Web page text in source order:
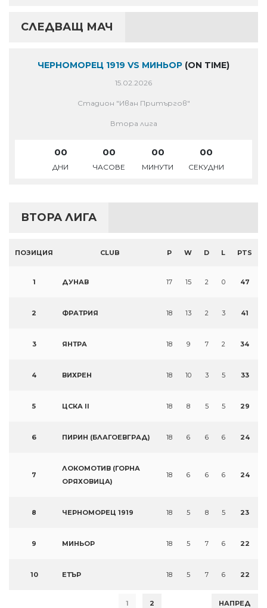
СЛЕДВАЩ МАЧ
ЧЕРНОМОРЕЦ 1919 VS МИНЬОР (ON TIME)
15.02.2026
Стадион "Иван Притъргов"
Втора лига
00
ДНИ
00
ЧАСОВЕ
00
МИНУТИ
00
СЕКУДНИ
ВТОРА ЛИГА
ПОЗИЦИЯ CLUB P W D L PTS
1 ДУНАВ 17 15 2 0 47
2 ФРАТРИЯ 18 13 2 3 41
3 ЯНТРА 18 9 7 2 34
4 ВИХРЕН 18 10 3 5 33
5 ЦСКА II 18 8 5 5 29
6 ПИРИН (БЛАГОЕВГРАД) 18 6 6 6 24
7
ЛОКОМОТИВ (ГОРНА
ОРЯХОВИЦА)
18 6 6 6 24
8 ЧЕРНОМОРЕЦ 1919 18 5 8 5 23
9 МИНЬОР 18 5 7 6 22
10 ЕТЪР 18 5 7 6 22
1 2 НАПРЕД